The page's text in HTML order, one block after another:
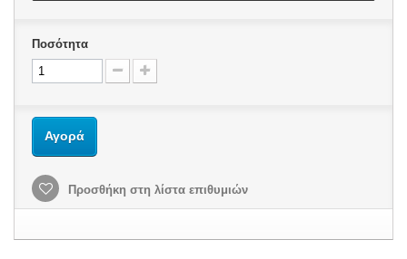
Ποσότητα
Αγορά
Προσθήκη στη λίστα επιθυμιών